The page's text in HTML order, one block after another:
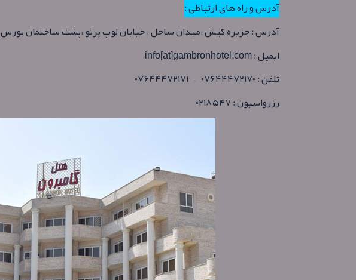
آدرس و راه های ارتباطی :
آدرس : جزیره کیش ،میدان ساحل ، خیابان لوپ پرتو ،پشت ساختمان بورس
ایمیل : info[at]gambronhotel.com
تلفن : ۰۷۶۴۴۴۷۲۱۷۰ – ۰۷۶۴۴۴۷۲۱۷۱
رزرواسیون : ۰۲۱۸۵۴۷